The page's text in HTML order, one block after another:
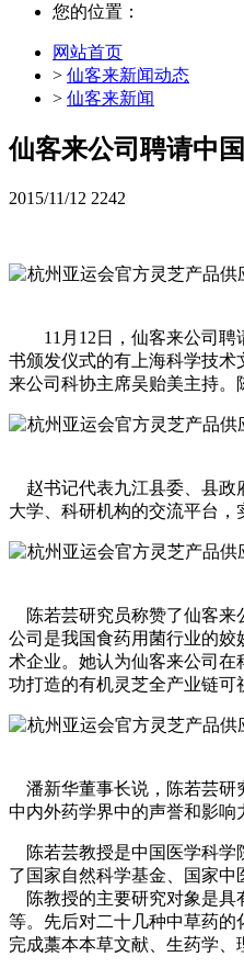
您的位置：
网站首页
> 仙客来新闻动态
> 仙客来新闻
仙客来公司聘请中
2015/11/12 2242
11月12日，仙客来公司
书颁发仪式的有上海科学技
来公司科协主席吴贻美主持。
赵书记代表九江县委、县政
大学、科研机构的交流平台，
陈若芸研究员称赞了仙客来
公司是我国食药用菌行业的
术企业。她认为仙客来公司
功打造的有机灵芝全产业链可
潘新华董事长说，陈若芸研
中内外药学界中的声誉和影响
陈若芸教授是中国医学科学
了国家自然科学基金、国家中
陈教授的主要研究对象是具
等。先后对二十几种中草药的
完成藁本本草文献、生药学、